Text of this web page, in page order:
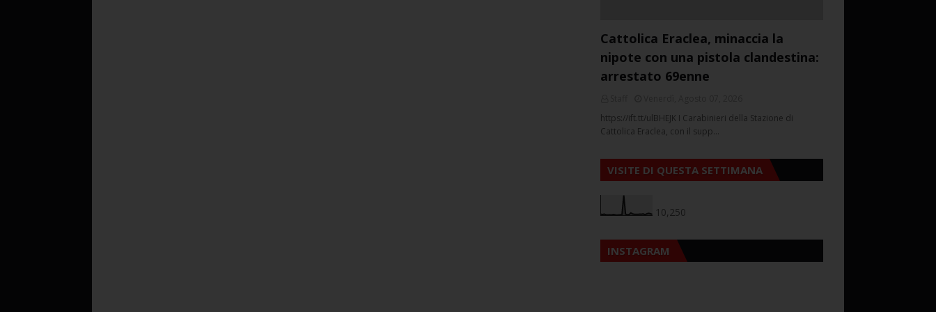
Cattolica Eraclea, minaccia la
nipote con una pistola clandestina:
arrestato 69enne
https://ift.tt/ulBHEJK I Carabinieri della Stazione di
Cattolica Eraclea, con il supp…
VISITE DI QUESTA SETTIMANA
10,250
INSTAGRAM